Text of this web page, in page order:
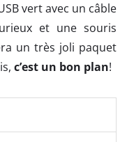
vert avec un câble
et une souris
un très joli paquet
c’est un bon plan!